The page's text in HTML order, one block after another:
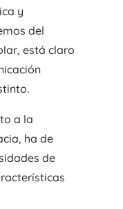
y
del
está claro
a la
ha de
de